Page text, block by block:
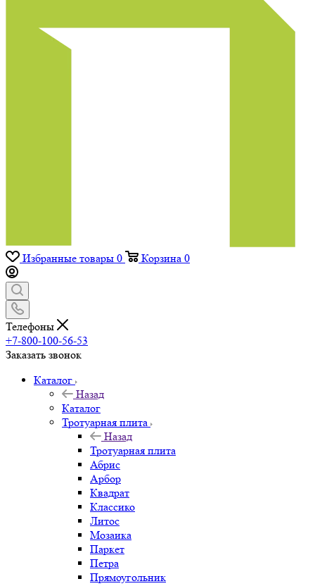
Избранные товары 0 Корзина 0
Телефоны
+7-800-100-56-53
Заказать звонок
Каталог
Назад
Каталог
Тротуарная плита
Назад
Тротуарная плита
Абрис
Арбор
Квадрат
Классико
Литос
Мозаика
Паркет
Петра
Прямоугольник